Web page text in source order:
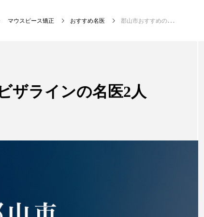
マウスピース矯正
マウスピース矯正 おすすめ名医 郡山市おすすめのインビザラインの名医2人
ザラインの名医2人